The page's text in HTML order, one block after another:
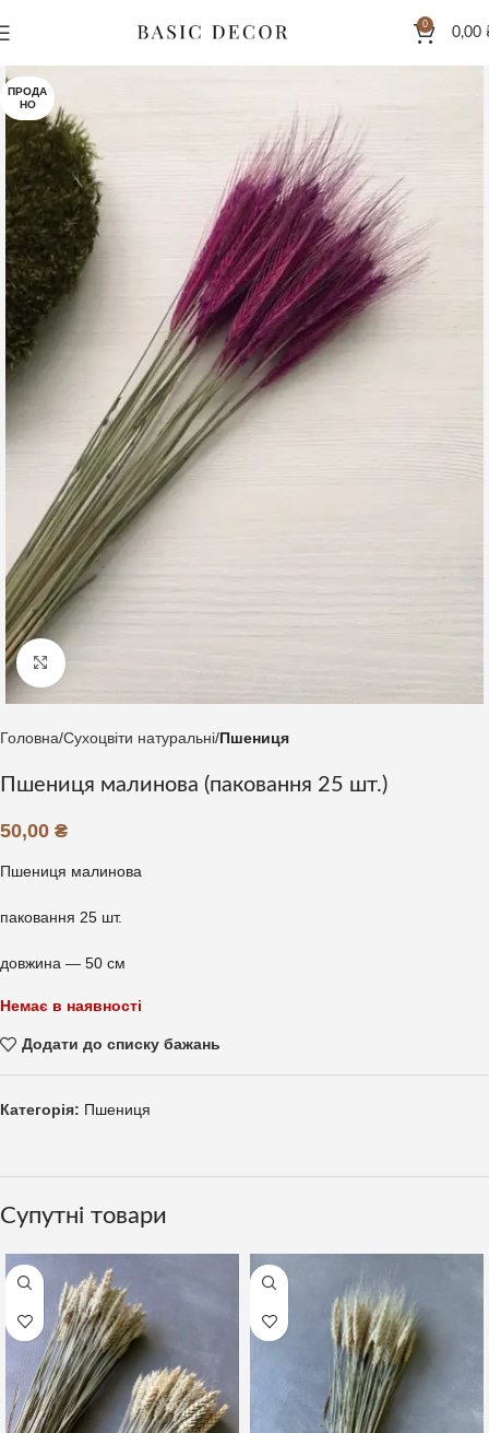
0
0,00
ПРОДА
НО
Клацніть, щоб збільшити
Головна Сухоцвіти натуральні Пшениця
Пшениця малинова (паковання 25 шт.)
50,00 ₴
Пшениця малинова
паковання 25 шт.
довжина — 50 см
Немає в наявності
Додати до списку бажань
Категорія: Пшениця
Супутні товари